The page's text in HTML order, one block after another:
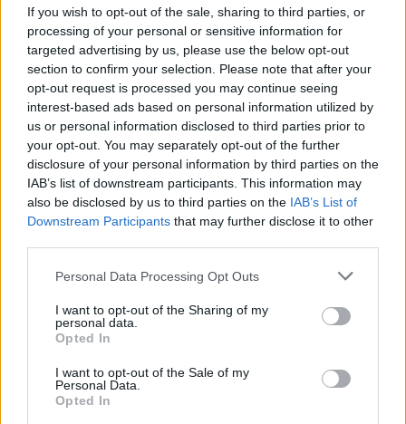
If you wish to opt-out of the sale, sharing to third parties, or
processing of your personal or sensitive information for
targeted advertising by us, please use the below opt-out
section to confirm your selection. Please note that after your
opt-out request is processed you may continue seeing
interest-based ads based on personal information utilized by
us or personal information disclosed to third parties prior to
your opt-out. You may separately opt-out of the further
disclosure of your personal information by third parties on the
IAB’s list of downstream participants. This information may
also be disclosed by us to third parties on the IAB’s List of
Downstream Participants that may further disclose it to other
Please note that this website/app uses one or more Google
not limited to your visit or usage behaviour. You may click to
grant or deny consent to Google and its third-party tags to
use your data for below specified purposes in below Google
consent section.
Personal Data Processing Opt Outs
I want to opt-out of the Sharing of my
personal data.
Opted In
I want to opt-out of the Sale of my
Personal Data.
Opted In